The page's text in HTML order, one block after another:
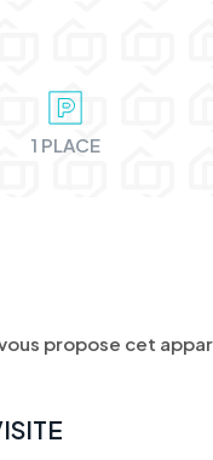
1 PLACE
vous propose cet